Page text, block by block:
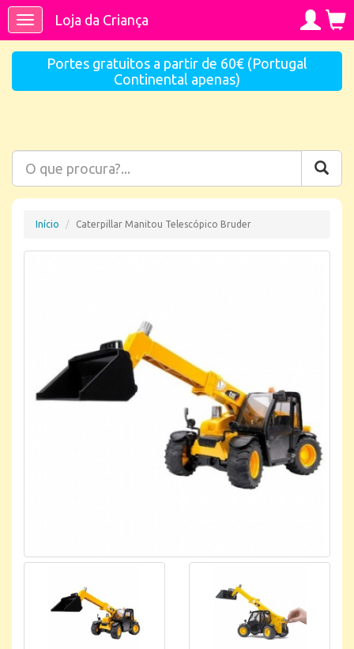
ToggleLoja da Criança
Portes gratuitos a partir de 60€ (Portugal
Continental apenas)
Início Caterpillar Manitou Telescópico Bruder